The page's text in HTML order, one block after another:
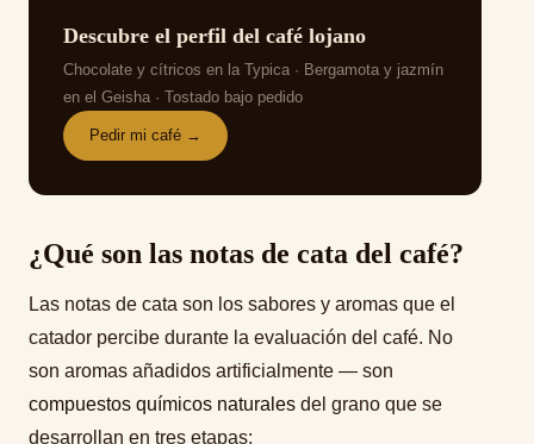
SÉ NUESTRO DISTRIBUIDOR
Descubre el perfil del café lojano
Chocolate y cítricos en la Typica · Bergamota y jazmín
en el Geisha · Tostado bajo pedido
Pedir mi café →
¿Qué son las notas de cata del café?
Las notas de cata son los sabores y aromas que el
catador percibe durante la evaluación del café. No
son aromas añadidos artificialmente — son
compuestos químicos naturales del grano que se
desarrollan en tres etapas: